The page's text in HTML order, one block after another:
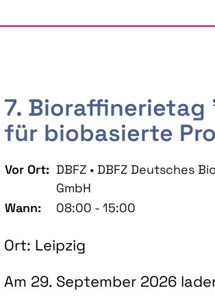
7.
für biobasierte
Vor Ort: DBFZ • DBFZ Deutsches
GmbH
Wann:
08:00 - 15:00
Ort: Leipzig
Am 29. September 2026